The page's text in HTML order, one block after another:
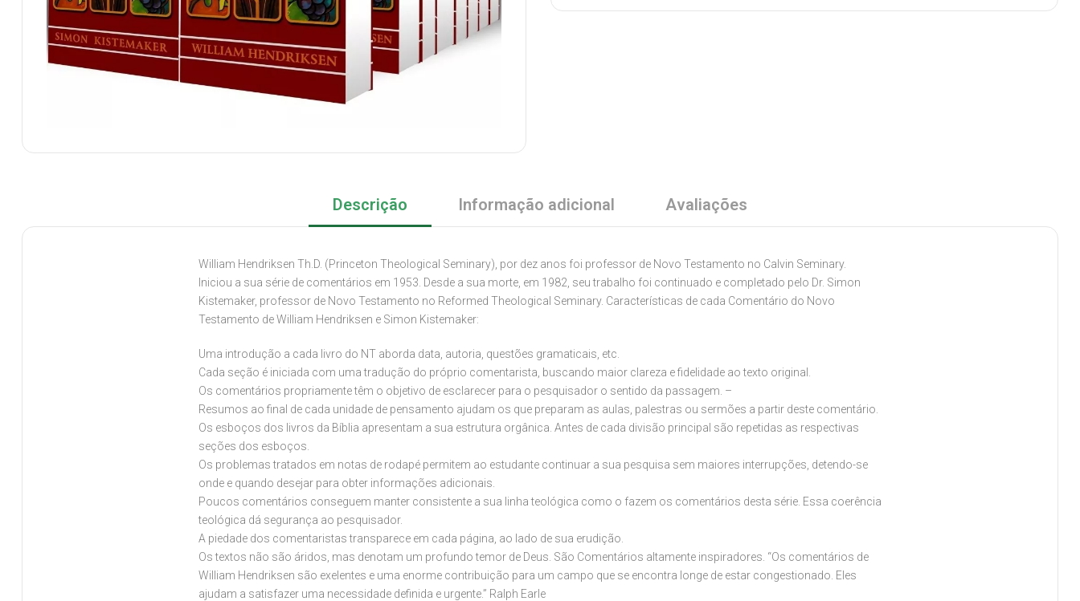
Descrição Informação adicional Avaliações
William Hendriksen Th.D. (Princeton Theological Seminary), por dez anos foi professor de Novo Testamento no Calvin Seminary.
Iniciou a sua série de comentários em 1953. Desde a sua morte, em 1982, seu trabalho foi continuado e completado pelo Dr. Simon
Kistemaker, professor de Novo Testamento no Reformed Theological Seminary. Características de cada Comentário do Novo
Testamento de William Hendriksen e Simon Kistemaker:
Uma introdução a cada livro do NT aborda data, autoria, questões gramaticais, etc.
Cada seção é iniciada com uma tradução do próprio comentarista, buscando maior clareza e fidelidade ao texto original.
Os comentários propriamente têm o objetivo de esclarecer para o pesquisador o sentido da passagem. –
Resumos ao final de cada unidade de pensamento ajudam os que preparam as aulas, palestras ou sermões a partir deste comentário.
Os esboços dos livros da Bíblia apresentam a sua estrutura orgânica. Antes de cada divisão principal são repetidas as respectivas
seções dos esboços.
Os problemas tratados em notas de rodapé permitem ao estudante continuar a sua pesquisa sem maiores interrupções, detendo-se
onde e quando desejar para obter informações adicionais.
Poucos comentários conseguem manter consistente a sua linha teológica como o fazem os comentários desta série. Essa coerência
teológica dá segurança ao pesquisador.
A piedade dos comentaristas transparece em cada página, ao lado de sua erudição.
Os textos não são áridos, mas denotam um profundo temor de Deus. São Comentários altamente inspiradores. “Os comentários de
William Hendriksen são exelentes e uma enorme contribuição para um campo que se encontra longe de estar congestionado. Eles
ajudam a satisfazer uma necessidade definida e urgente.” Ralph Earle